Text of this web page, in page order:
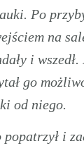
Po
na
i wszedł.
go
od niego.
i